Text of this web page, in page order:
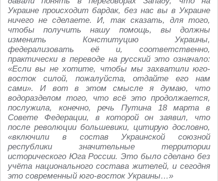
Украине происходит бардак, без нас вы в Украине
ничего не сделаете. И, так сказать, для того,
чтобы получить нашу помощь, вы должны
изменить Конституцию Украины,
федерализовать её и, соответственно,
практически в переводе на русский это означало:
«Если вы не хотите, чтобы мы захватили юго-
восток силой, пожалуйста, отдайте его нам
сами». И вот в этом смысле я думаю, что
водоразделом того, что всё это продолжается,
послужила, конечно, речь Путина 18 марта в
Совете Федерации, в которой он заявил, что
после революции большевики, цитирую дословно,
«включили в состав Украинской союзной
республики значительные территории
исторического Юга России. Это было сделано без
учёта национального состава жителей, и сегодня
это современный юго-восток Украины…»